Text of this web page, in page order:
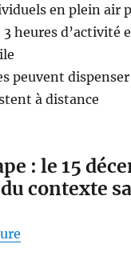
en plein air
heures d’activité
peuvent
à distance
: le 15
contexte
de « 3 étapes du